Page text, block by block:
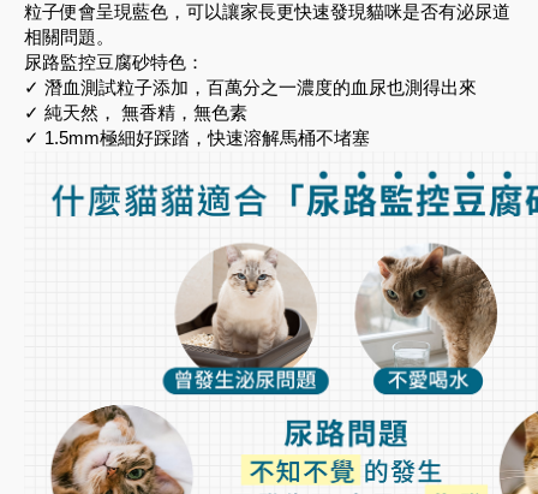
粒子便會呈現藍色，可以讓家長更快速發現貓咪是否有泌尿道
相關問題。
尿路監控豆腐砂特色：
✓ 潛血測試粒子添加，百萬分之一濃度的血尿也測得出來
✓ 純天然， 無香精，無色素
✓ 1.5mm極細好踩踏，快速溶解馬桶不堵塞